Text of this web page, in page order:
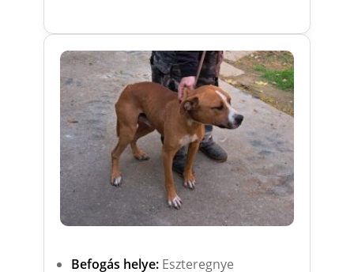
Befogás helye:Eszteregnye